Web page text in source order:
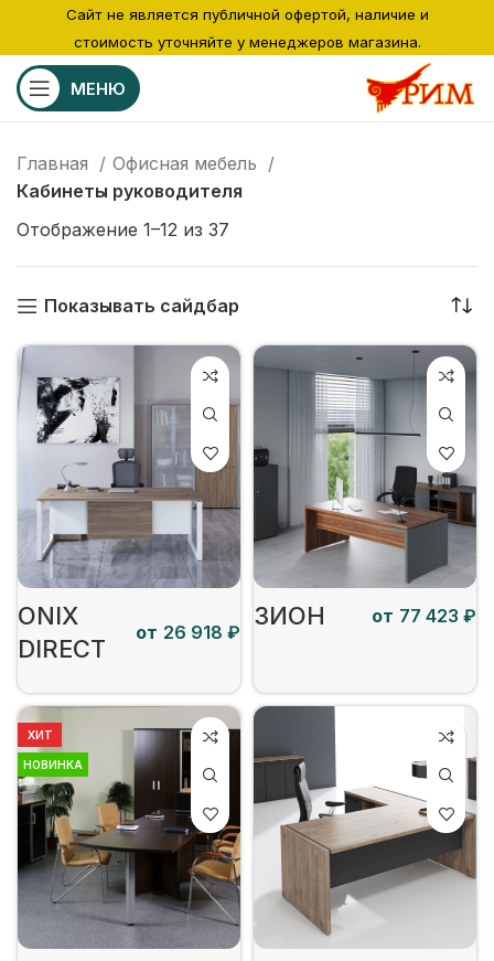
МЕНЮ
Главная
Офисная мебель
Кабинеты руководителя
Отображение 1–12 из 37
Показывать сайдбар
ONIX
DIRECT
от ₽
ЗИОН от ₽
ХИТ
НОВИНКА
Сайт не является публичной офертой, наличие и
стоимость уточняйте у менеджеров магазина.